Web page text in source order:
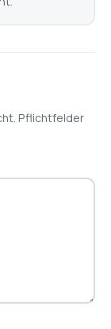
Pflichtfelder